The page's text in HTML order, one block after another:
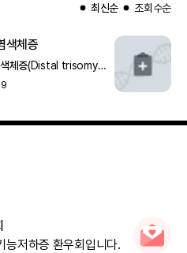
최신순 조회수순
색체증
체증(Distal trisomy
하나 더 존재하여
능저하증 환우회입니다.